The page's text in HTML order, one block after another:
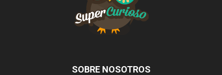
SOBRE NOSOTROS